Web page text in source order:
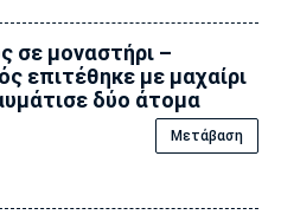
σε μοναστήρι –
επιτέθηκε με μαχαίρι
δύο άτομα
Μετάβαση